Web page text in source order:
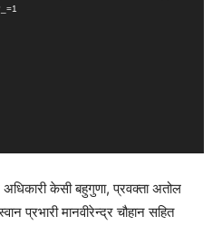
केसी बहुगुणा, प्रवक्ता अतोल
प्रभारी मानवीरेन्द्र चौहान सहित